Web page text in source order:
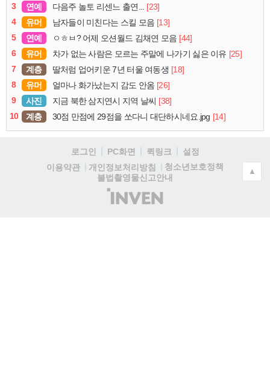
3
연예 다음주 놀토 리센느 출연...
[23]
4
유머 남자들이 미친다는 스킬 모음 [13]
5
연예 ㅇㅎㅂ? 어제 오션월드 김채연 모음 [44]
6
유머 차가 없는 사람은 모르는 주말에 나가기 싫은 이유 [25]
7
계층 딸처럼 업어키운 7년 터울 여동생 [18]
8
유머 얼마나 화가났는지 감도 안옴 [26]
9
사진 지금 북한 삼지연시 지역 날씨 [38]
10
계층 30점 만점에 29점을 쏘다니 대단하시네요.jpg [14]
로그인 PC화면 퀵링크
설정
이용약관
개인정보처리방침
청소년보호정책
불법촬영물신고안내
(주)
인
▲